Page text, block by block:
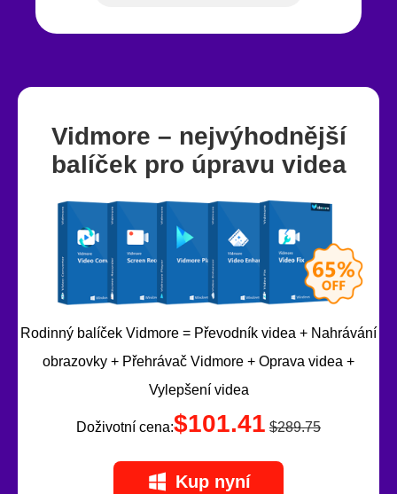
Vidmore – nejvýhodnější
balíček pro úpravu videa
Rodinný balíček Vidmore = Převodník videa + Nahrávání
obrazovky + Přehrávač Vidmore + Oprava videa +
Vylepšení videa
Doživotní cena:$101.41 $289.75
Kup nyní